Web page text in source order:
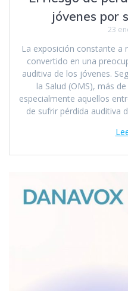
jóvenes por
23
La exposición constante a
convertido en una
auditiva de los jóvenes.
la Salud (OMS), más
especialmente aquellos
de sufrir pérdida auditiva